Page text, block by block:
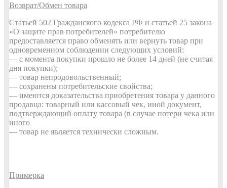
Возврат/Обмен товара
Статьей 502 Гражданского кодекса РФ и статьей 25 закона
«О защите прав потребителей» потребителю
предоставляется право обменять или вернуть товар при
одновременном соблюдении следующих условий:
— с момента покупки прошло не более 14 дней (не считая
дня покупки);
— товар непродовольственный;
— сохранены потребительские свойства;
— имеются доказательства приобретения товара у данного
продавца: товарный или кассовый чек, иной документ,
подтверждающий оплату товара (в случае потери чека или
иного
— товар не является технически сложным.
Примерка